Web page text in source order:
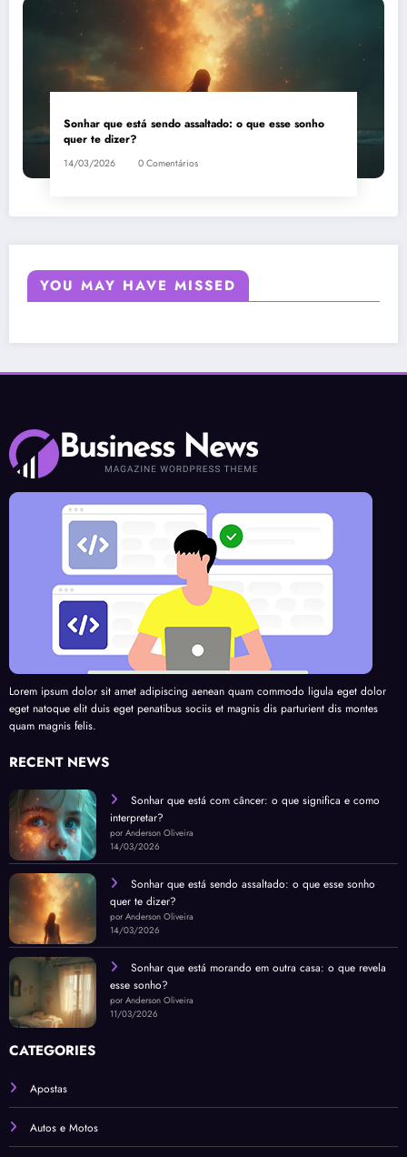
Sonhar que está sendo assaltado: o que esse sonho
quer te dizer?
14/03/2026 0 Comentários
YOU MAY HAVE MISSED
Lorem ipsum dolor sit amet adipiscing aenean quam commodo ligula eget dolor
eget natoque elit duis eget penatibus sociis et magnis dis parturient dis montes
quam magnis felis.
RECENT NEWS
Sonhar que está com câncer: o que significa e como
interpretar?
por Anderson Oliveira
14/03/2026
Sonhar que está sendo assaltado: o que esse sonho
quer te dizer?
por Anderson Oliveira
14/03/2026
Sonhar que está morando em outra casa: o que revela
esse sonho?
por Anderson Oliveira
11/03/2026
CATEGORIES
Apostas
Autos e Motos